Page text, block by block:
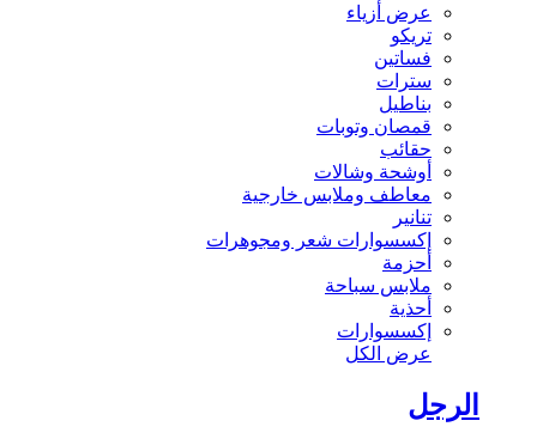
عرض أزياء
تريكو
فساتين
سترات
بناطيل
قمصان وتوبات
حقائب
أوشحة وشالات
معاطف وملابس خارجية
تنانير
إكسسوارات شعر ومجوهرات
أحزمة
ملابس سباحة
أحذية
إكسسوارات
عرض الكل
الرجل